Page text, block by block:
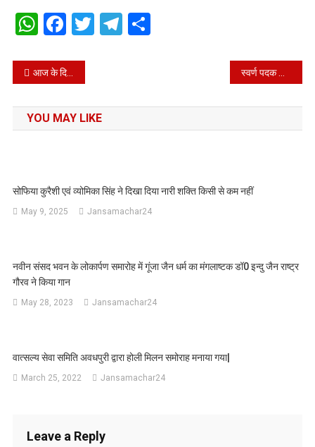
WhatsApp
Facebook
TwitterTelegram
Share
Post
navigation
आज के दिन 1974 में भारत विश्व का छठा परमाणु शक्ति सम्पूर्ण राष्ट्र बना था
YOU MAY LIKE
सोफिया कुरैशी एवं व्योमिका सिंह ने दिखा दिया नारी शक्ति किसी से कम नहीं
May 9, 2025 Jansamachar24
नवीन संसद भवन के लोकार्पण समारोह में गूंजा जैन धर्म का मंगलाष्टक डॉ0 इन्दु जैन राष्ट्र
गौरव ने किया गान
May 28, 2023 Jansamachar24
वात्सल्य सेवा समिति अवधपुरी द्वारा होली मिलन समोराह मनाया गया|
March 25, 2022 Jansamachar24
Leave a Reply